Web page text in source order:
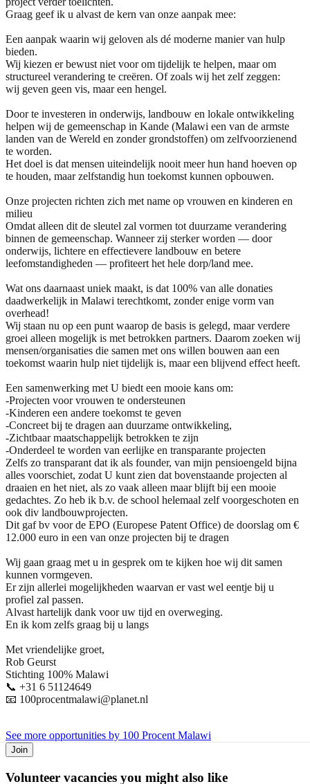
Graag geef ik u alvast de kern van onze aanpak mee:
Een aanpak waarin wij geloven als dé moderne manier van hulp
bieden.
Wij kiezen er bewust niet voor om tijdelijk te helpen, maar om
structureel verandering te creëren. Of zoals wij het zelf zeggen:
wij geven geen vis, maar een hengel.
Door te investeren in onderwijs, landbouw en lokale ontwikkeling
helpen wij de gemeenschap in Kande (Malawi een van de armste
landen van de Wereld en zonder grondstoffen) om zelfvoorzienend
te worden.
Het doel is dat mensen uiteindelijk nooit meer hun hand hoeven op
te houden, maar zelfstandig hun toekomst kunnen opbouwen.
Onze projecten richten zich met name op vrouwen en kinderen en
milieu
Omdat alleen dit de sleutel zal vormen tot duurzame verandering
binnen de gemeenschap. Wanneer zij sterker worden — door
onderwijs, lichtere en effectievere landbouw en betere
leefomstandigheden — profiteert het hele dorp/land mee.
Wat ons daarnaast uniek maakt, is dat 100% van alle donaties
daadwerkelijk in Malawi terechtkomt, zonder enige vorm van
overhead!
Wij staan nu op een punt waarop de basis is gelegd, maar verdere
groei alleen mogelijk is met betrokken partners. Daarom zoeken wij
mensen/organisaties die samen met ons willen bouwen aan een
toekomst waarin hulp niet tijdelijk is, maar een blijvend effect heeft.
Een samenwerking met U biedt een mooie kans om:
-Projecten voor vrouwen te ondersteunen
-Kinderen een andere toekomst te geven
-Concreet bij te dragen aan duurzame ontwikkeling,
-Zichtbaar maatschappelijk betrokken te zijn
-Onderdeel te worden van eerlijke en transparante projecten
Zelfs zo transparant dat ik als founder, van mijn pensioengeld bijna
alles voorschiet, zodat U kunt zien dat bovenstaande projecten al
draaien en het niet, als zo vaak alleen maar blijft bij een mooie
gedachtes. Zo heb ik b.v. de school helemaal zelf voorgeschoten en
ook div landbouwprojecten.
Dit gaf bv voor de EPO (Europese Patent Office) de doorslag om €
12.000 euro in een van onze projecten bij te dragen
Wij gaan graag met u in gesprek om te kijken hoe wij dit samen
kunnen vormgeven.
Er zijn allerlei mogelijkheden waarvan er vast wel eentje bij u
profiel zal passen.
Alvast hartelijk dank voor uw tijd en overweging.
En ik kom zelfs graag bij u langs
Met vriendelijke groet,
Rob Geurst
Stichting 100% Malawi
📞 +31 6 51124649
📧 100procentmalawi@planet.nl
See more opportunities by 100 Procent Malawi
Join
Volunteer vacancies you might also like